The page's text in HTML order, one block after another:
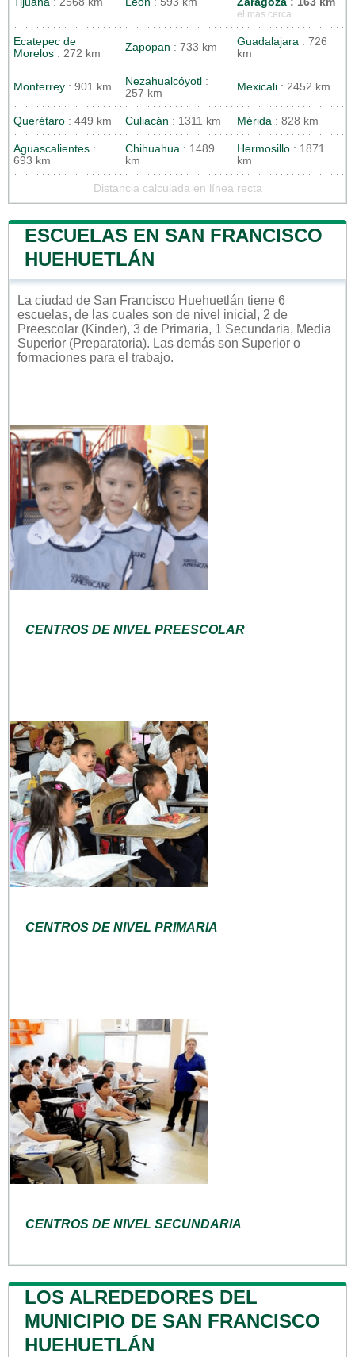
el más cerca
Ecatepec de
Morelos : 272 km
Zapopan : 733 km Guadalajara : 726
km
Monterrey : 901 km Nezahualcóyotl :
257 km
Mexicali : 2452 km
Querétaro : 449 km Culiacán : 1311 km Mérida : 828 km
Aguascalientes :
693 km
Chihuahua : 1489
km
Hermosillo : 1871
km
Distancia calculada en línea recta
ESCUELAS EN SAN FRANCISCO
HUEHUETLÁN
La ciudad de San Francisco Huehuetlán tiene 6
escuelas, de las cuales son de nivel inicial, 2 de
Preescolar (Kinder), 3 de Primaria, 1 Secundaria, Media
Superior (Preparatoria). Las demás son Superior o
formaciones para el trabajo.
CENTROS DE NIVEL PREESCOLAR
CENTROS DE NIVEL PRIMARIA
CENTROS DE NIVEL SECUNDARIA
LOS ALREDEDORES DEL
MUNICIPIO DE SAN FRANCISCO
HUEHUETLÁN